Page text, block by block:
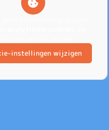
instellingen wijzigen